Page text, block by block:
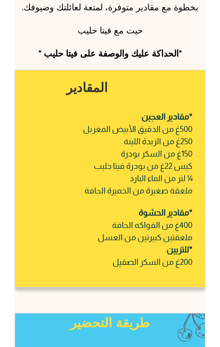
بخطوة مع مقادير متوفرة، لمتعة لعائلتك وضيوفك.
حيت مع فيتا حليب
*الحداكة عليك والوصفة على فيتا حليب *
المقادير
*مقادير العجين
500غ من الدقيق الأبيض المغربل
250غ من الزبدة اللينة
150غ من السكر بودرة
كيس 22غ من بودرة فيتا حليب
¼ لتر من الماء البارد
ملعقة صغيرة من الخميرة الجافة
*مقادير الحشوة
400غ من الفواكه الجافة
ملعقتين كبيرتين من العسل
*للتزيين
200غ من السكر الصقيل
طريقة التحضير